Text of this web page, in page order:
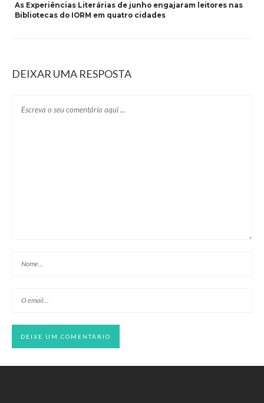
As Experiências Literárias de junho engajaram leitores nas
Bibliotecas do IORM em quatro cidades
DEIXAR UMA RESPOSTA